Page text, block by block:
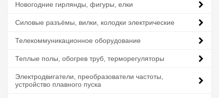
Новогодние гирлянды, фигуры, елки
Силовые разъёмы, вилки, колодки электрические
Телекоммуникационное оборудование
Теплые полы, обогрев труб, терморегуляторы
Электродвигатели, преобразователи частоты,
устройство плавного пуска